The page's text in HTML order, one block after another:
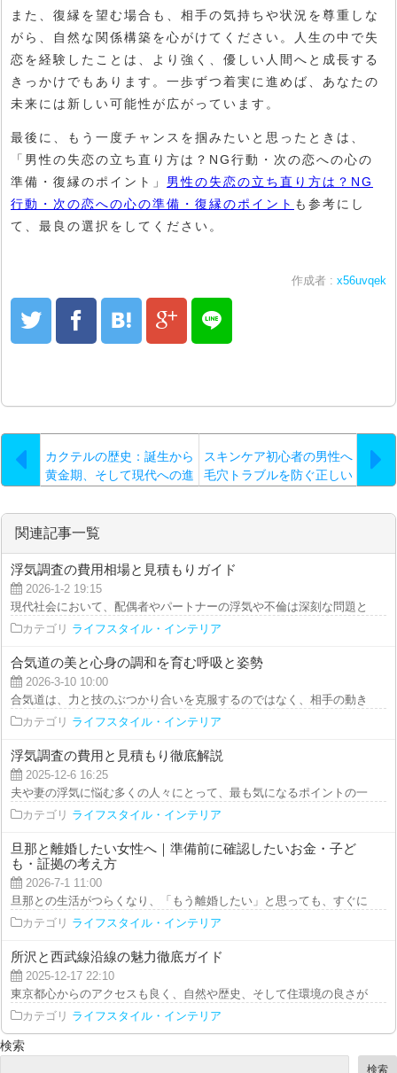
また、復縁を望む場合も、相手の気持ちや状況を尊重しな
がら、自然な関係構築を心がけてください。人生の中で失
恋を経験したことは、より強く、優しい人間へと成長する
きっかけでもあります。一歩ずつ着実に進めば、あなたの
未来には新しい可能性が広がっています。
最後に、もう一度チャンスを掴みたいと思ったときは、
「男性の失恋の立ち直り方は？NG行動・次の恋への心の
準備・復縁のポイント」 男性の失恋の立ち直り方は？NG
行動・次の恋への心の準備・復縁のポイント も参考にし
て、最良の選択をしてください。
作成者 : x56uvqek
カクテルの歴史：誕生から
黄金期、そして現代への進
スキンケア初心者の男性へ
毛穴トラブルを防ぐ正しい
関連記事一覧
浮気調査の費用相場と見積もりガイド
2026-1-2 19:15
現代社会において、配偶者やパートナーの浮気や不倫は深刻な問題となっ
カテゴリ ライフスタイル・インテリア
合気道の美と心身の調和を育む呼吸と姿勢
2026-3-10 10:00
合気道は、力と技のぶつかり合いを克服するのではなく、相手の動きと自
カテゴリ ライフスタイル・インテリア
浮気調査の費用と見積もり徹底解説
2025-12-6 16:25
夫や妻の浮気に悩む多くの人々にとって、最も気になるポイントの一つは
カテゴリ ライフスタイル・インテリア
旦那と離婚したい女性へ｜準備前に確認したいお金・子ど
も・証拠の考え方
2026-7-1 11:00
旦那との生活がつらくなり、「もう離婚したい」と思っても、すぐに動け
カテゴリ ライフスタイル・インテリア
所沢と西武線沿線の魅力徹底ガイド
2025-12-17 22:10
東京都心からのアクセスも良く、自然や歴史、そして住環境の良さが魅力
カテゴリ ライフスタイル・インテリア
検索
検索